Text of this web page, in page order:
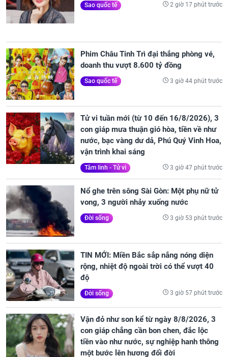
Sao quốc tế 2 giờ 17 phút trước
Phim Châu Tinh Trì đại thắng phòng vé,
doanh thu vượt 8.600 tỷ đồng
Sao quốc tế 3 giờ 44 phút trước
Tử vi tuần mới (từ 10 đến 16/8/2026), 3
con giáp mưa thuận gió hòa, tiền về như
nước, bạc vàng dư dả, Phú Quý Vinh Hoa,
vận trình khai sáng
Tâm linh - Tử vi 3 giờ 47 phút trước
Nổ ghe trên sông Sài Gòn: Một phụ nữ tử
vong, 3 người nhảy xuống nước
Đời sống 3 giờ 53 phút trước
TIN MỚI: Miền Bắc sắp nắng nóng diện
rộng, nhiệt độ ngoài trời có thể vượt 40
độ
Đời sống 3 giờ 57 phút trước
Vận đỏ như son kể từ ngày 8/8/2026, 3
con giáp chẳng cần bon chen, đắc lộc
tiền vào như nước, sự nghiệp hanh thông
một bước lên hương đổi đời